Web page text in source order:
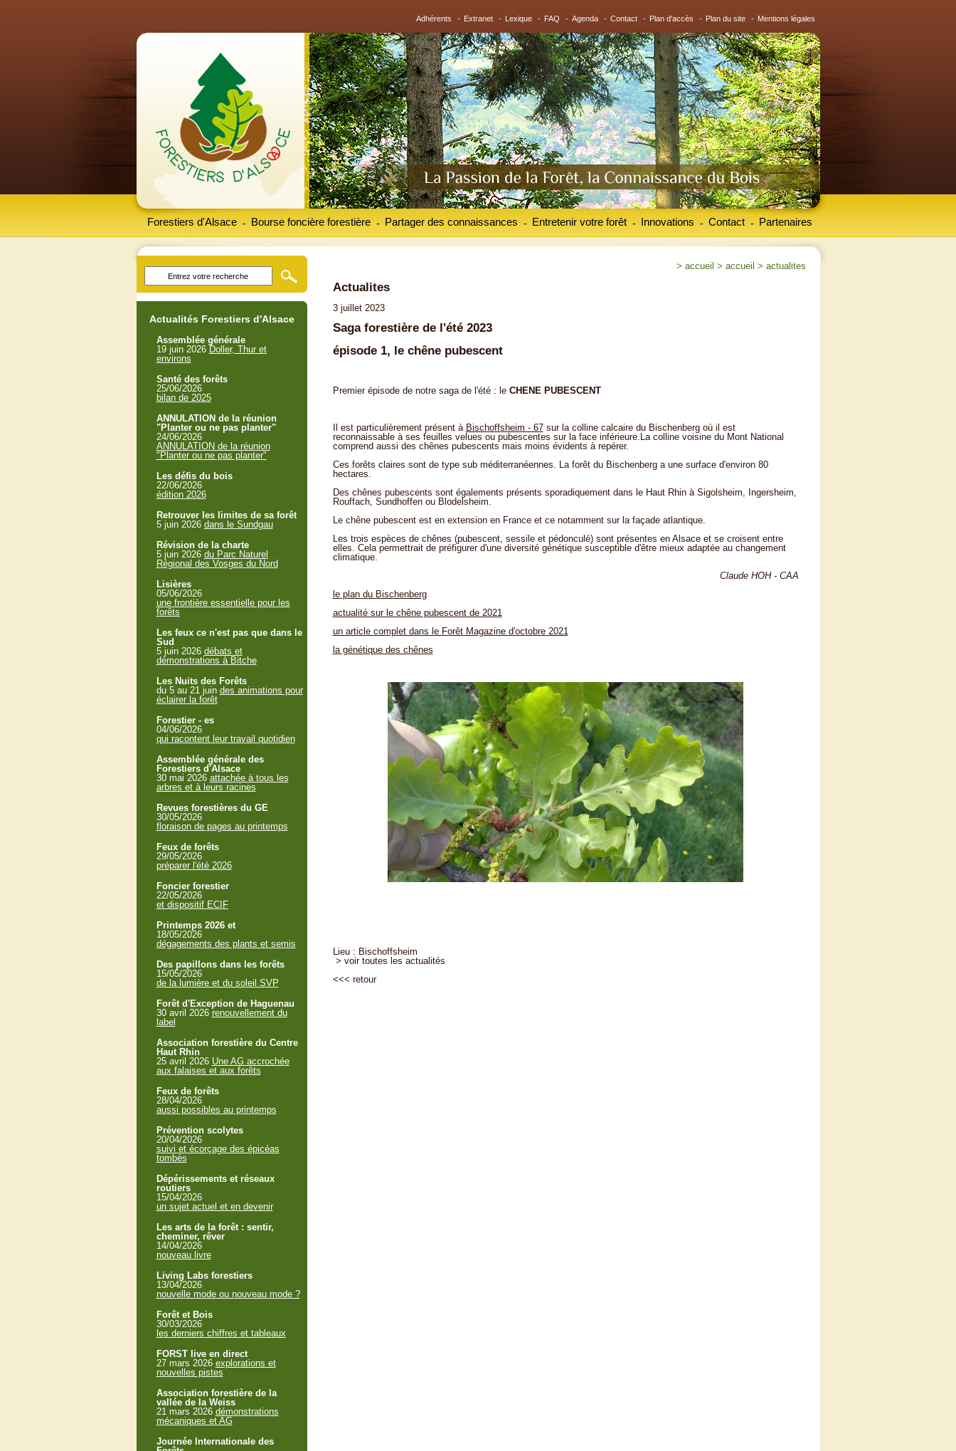
Adhérents - Extranet - Lexique - FAQ - Agenda - Contact - Plan d'accès - Plan du site - Mentions légales
Forestiers d'Alsace Bourse foncière forestière
- Partager des connaissances
- Entretenir votre forêt
- Innovations
- Contact
- Partenaires
-
> accueil > accueil > actualites
Actualites
3 juillet 2023
Saga forestière de l'été 2023
épisode 1, le chêne pubescent
Premier épisode de notre saga de l'été : le CHENE PUBESCENT
Il est particulièrement présent à Bischoffsheim - 67sur la colline calcaire du Bischenberg où il est
reconnaissable à ses feuilles velues ou pubescentes sur la face inférieure.La colline voisine du Mont National
comprend aussi des chênes pubescents mais moins évidents à repérer.
Ces forêts claires sont de type sub méditerranéennes. La forêt du Bischenberg a une surface d'environ 80
hectares.
Des chênes pubescents sont égalements présents sporadiquement dans le Haut Rhin à Sigolsheim, Ingersheim,
Rouffach, Sundhoffen ou Blodelsheim.
Le chêne pubescent est en extension en France et ce notamment sur la façade atlantique.
Les trois espèces de chênes (pubescent, sessile et pédonculé) sont présentes en Alsace et se croisent entre
elles. Cela permettrait de préfigurer d'une diversité génétique susceptible d'être mieux adaptée au changement
climatique.
Claude HOH - CAA
le plan du Bischenberg
actualité sur le chêne pubescent de 2021
un article complet dans le Forêt Magazine d'octobre 2021
la génétique des chênes
Lieu : Bischoffsheim
> voir toutes les actualités
<<< retour
Actualités Forestiers d'Alsace
Assemblée générale
19 juin 2026 Doller, Thur et
environs
Santé des forêts
25/06/2026
bilan de 2025
ANNULATION de la réunion
"Planter ou ne pas planter"
24/06/2026
ANNULATION de la réunion
"Planter ou ne pas planter"
Les défis du bois
22/06/2026
édition 2026
Retrouver les limites de sa forêt
5 juin 2026 dans le Sundgau
Révision de la charte
5 juin 2026 du Parc Naturel
Régional des Vosges du Nord
Lisières
05/06/2026
une frontière essentielle pour les
forêts
Les feux ce n'est pas que dans le
Sud
5 juin 2026 débats et
démonstrations à Bitche
Les Nuits des Forêts
du 5 au 21 juin des animations pour
éclairer la forêt
Forestier - es
04/06/2026
qui racontent leur travail quotidien
Assemblée générale des
Forestiers d'Alsace
30 mai 2026 attachée à tous les
arbres et à leurs racines
Revues forestières du GE
30/05/2026
floraison de pages au printemps
Feux de forêts
29/05/2026
préparer l'été 2026
Foncier forestier
22/05/2026
et dispositif ECIF
Printemps 2026 et
18/05/2026
dégagements des plants et semis
Des papillons dans les forêts
15/05/2026
de la lumière et du soleil SVP
Forêt d'Exception de Haguenau
30 avril 2026 renouvellement du
label
Association forestière du Centre
Haut Rhin
25 avril 2026 Une AG accrochée
aux falaises et aux forêts
Feux de forêts
28/04/2026
aussi possibles au printemps
Prévention scolytes
20/04/2026
suivi et écorçage des épicéas
tombés
Dépérissements et réseaux
routiers
15/04/2026
un sujet actuel et en devenir
Les arts de la forêt : sentir,
cheminer, rêver
14/04/2026
nouveau livre
Living Labs forestiers
13/04/2026
nouvelle mode ou nouveau mode ?
Forêt et Bois
30/03/2026
les derniers chiffres et tableaux
FORST live en direct
27 mars 2026 explorations et
nouvelles pistes
Association forestière de la
vallée de la Weiss
21 mars 2026 démonstrations
mécaniques et AG
Journée Internationale des